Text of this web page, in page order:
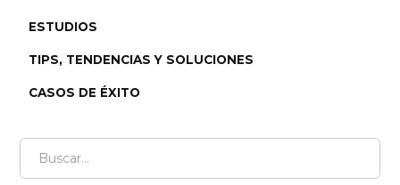
ESTUDIOS
TIPS, TENDENCIAS Y SOLUCIONES
CASOS DE ÉXITO